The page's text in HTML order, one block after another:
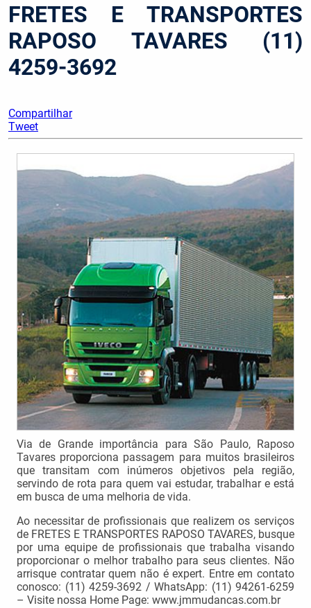
FRETES E TRANSPORTES
RAPOSO TAVARES (11)
4259-3692
Compartilhar
Tweet
Via de Grande importância para São Paulo, Raposo
Tavares proporciona passagem para muitos brasileiros
que transitam com inúmeros objetivos pela região,
servindo de rota para quem vai estudar, trabalhar e está
em busca de uma melhoria de vida.
Ao necessitar de profissionais que realizem os serviços
de FRETES E TRANSPORTES RAPOSO TAVARES, busque
por uma equipe de profissionais que trabalha visando
proporcionar o melhor trabalho para seus clientes. Não
arrisque contratar quem não é expert. Entre em contato
conosco: (11) 4259-3692 / WhatsApp: (11) 94261-6259
– Visite nossa Home Page: www.jmmudancas.com.br